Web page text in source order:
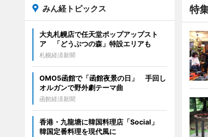
特
みん経トピックス
大丸札幌店で任天堂ポップアップスト
ア 「どうぶつの森」特設エリアも
札幌経済新聞
OMO5函館で「函館夜景の日」 手回し
オルガンで野外劇テーマ曲
函館経済新聞
香港・九龍塘に韓国料理店「Social」
韓国定番料理を現代風に